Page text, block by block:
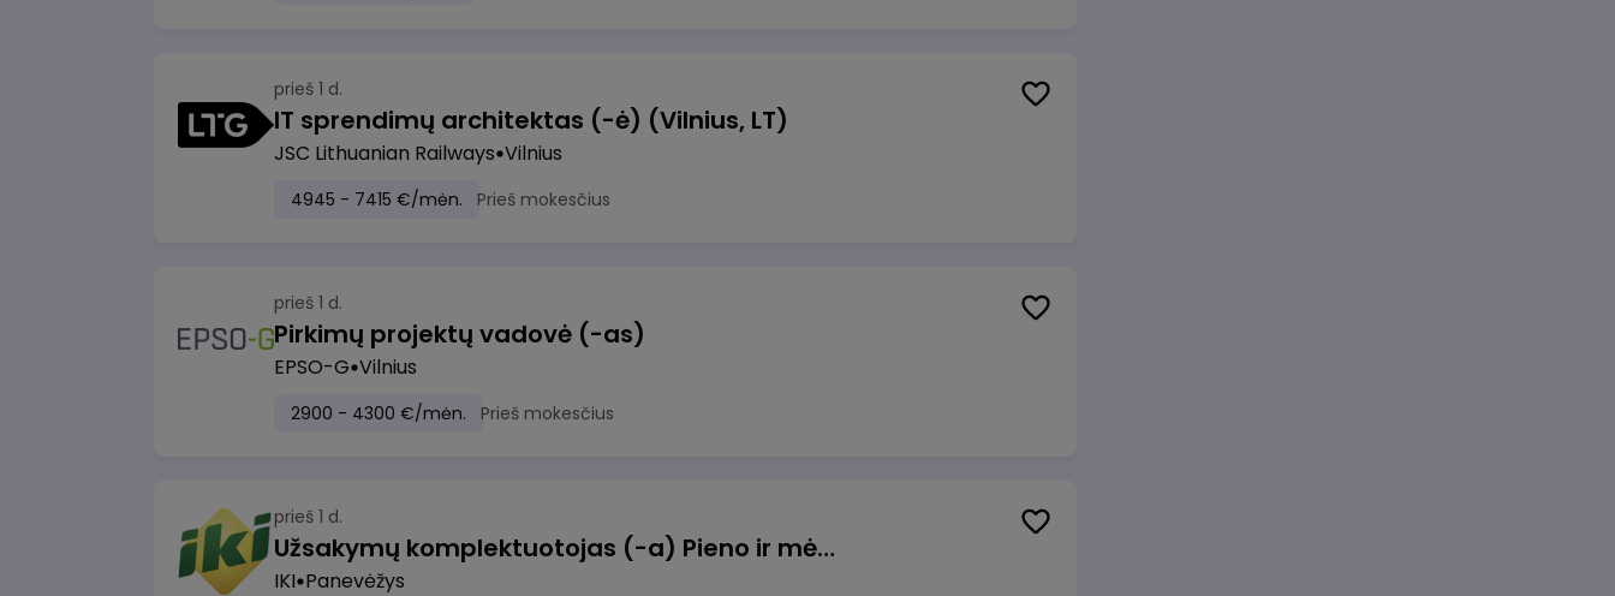
prieš 1 d.
IT sprendimų architektas (-ė) (Vilnius, LT)
JSC Lithuanian Railways Vilnius
4945 - 7415 €/mėn. Prieš mokesčius
prieš 1 d.
Pirkimų projektų vadovė (-as)
EPSO-G Vilnius
2900 - 4300 €/mėn. Prieš mokesčius
prieš 1 d.
Užsakymų komplektuotojas (-a) Pieno ir mėsos sandėlyje
IKI Panevėžys